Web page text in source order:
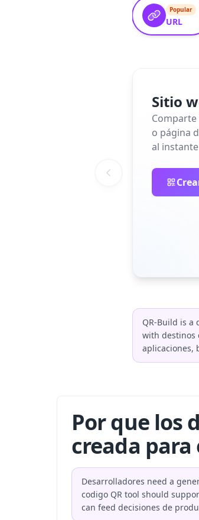
Popular
URL
Sitio
o página
al
QR-Build is a
with destinos
aplicaciones,
Por que los
creada para
Desarrolladores need a
codigo QR tool should
can feed decisiones de